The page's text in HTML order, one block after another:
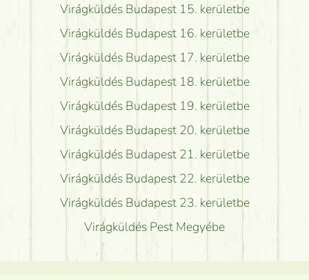
Virágküldés Budapest 15. kerületbe
Virágküldés Budapest 16. kerületbe
Virágküldés Budapest 17. kerületbe
Virágküldés Budapest 18. kerületbe
Virágküldés Budapest 19. kerületbe
Virágküldés Budapest 20. kerületbe
Virágküldés Budapest 21. kerületbe
Virágküldés Budapest 22. kerületbe
Virágküldés Budapest 23. kerületbe
Virágküldés Pest Megyébe